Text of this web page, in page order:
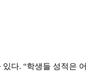
다. “학생들 성적은